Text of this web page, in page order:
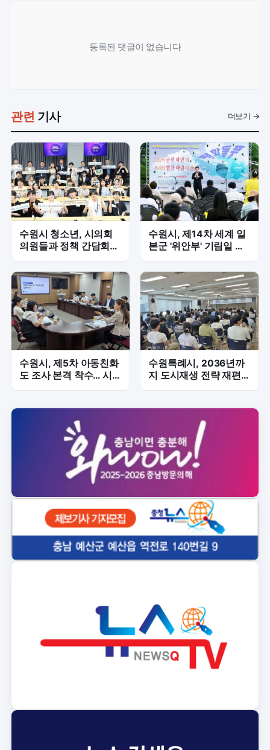
등록된 댓글이 없습니다
관련 기사 더보기 →
수원시 청소년, 시의회
의원들과 정책 간담회
수원시, 제14차 세계 일
본군 '위안부' 기림일 행
퍼져
수원시, 제5차 아동친화
도 조사 본격 착수… 시민
수원특례시, 2036년까
지 도시재생 전략 재편…